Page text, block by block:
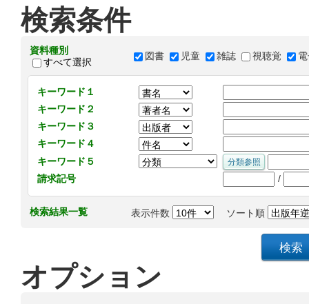
検索条件
資料種別
すべて選択
図書 児童 雑誌 視聴覚
キーワード１
キーワード２
キーワード３
キーワード４
キーワード５
請求記号
/
検索結果一覧 表示件数 ソート順
オプション